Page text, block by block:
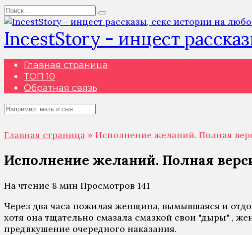
Перейти
к
содержанию
Search
for:
IncestStory - инцест
Главная страница
ТОП 10
Обратная связь
Search
Главная страница » Исполнение желаний. Полная
Исполнение желаний. Полная
На чтение 8 мин Просмотров 141
Через два часа пожилая женщина, вымывшаяся и
хотя она тщательно смазала смазкой свои "дыры" ,
предвкушение очередного наказания.